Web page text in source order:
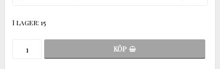
I lager: 15
KÖP